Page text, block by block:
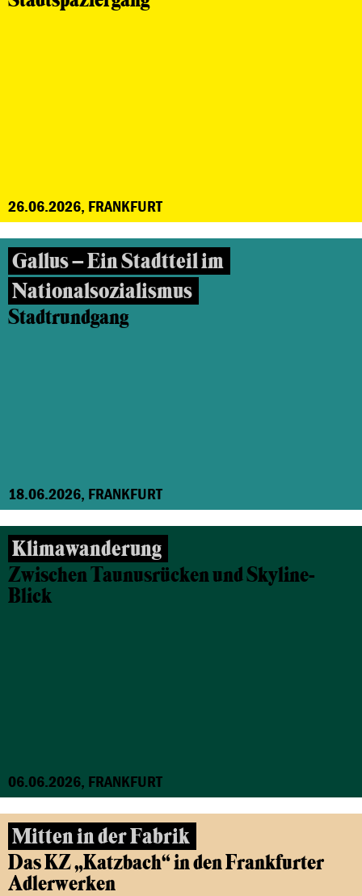
26.06.2026, FRANKFURT
Gallus – Ein Stadtteil im
Nationalsozialismus
Stadtrundgang
18.06.2026, FRANKFURT
Klimawanderung
Zwischen Taunusrücken und Skyline-
Blick
06.06.2026, FRANKFURT
Mitten in der Fabrik
Das KZ „Katzbach“ in den Frankfurter
Adlerwerken